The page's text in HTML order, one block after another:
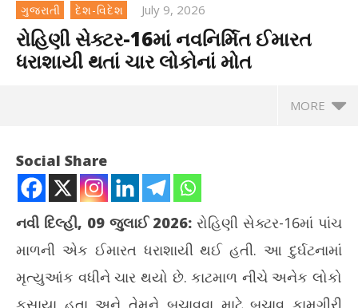
ગુજરાતી દેશ-વિદેશ July 9, 2026
રોહિણી સેક્ટર-16માં નવનિર્મિત ઈમારત
ધરાશાયી થતાં ચાર લોકોનાં મોત
MORE
Social Share
નવી દિલ્હી, 09 જુલાઈ 2026: રોહિણી સેક્ટર-16માં પાંચ
માળની એક ઈમારત ધરાશાયી થઈ હતી. આ દુર્ઘટનામાં
મૃત્યુઆંક વધીને ચાર થયો છે. કાટમાળ નીચે અનેક લોકો
ફસાયા હતા અને તેમને બચાવવા માટે બચાવ કામગીરી